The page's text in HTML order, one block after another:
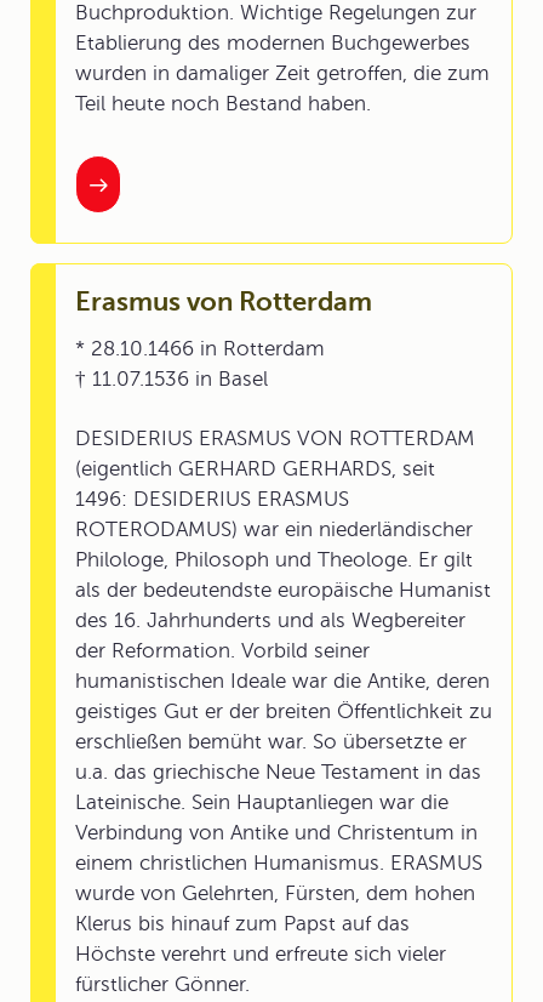
Buchproduktion. Wichtige Regelungen zur
Etablierung des modernen Buchgewerbes
wurden in damaliger Zeit getroffen, die zum
Teil heute noch Bestand haben.
Erasmus von Rotterdam
* 28.10.1466 in Rotterdam
† 11.07.1536 in Basel
DESIDERIUS ERASMUS VON ROTTERDAM
(eigentlich GERHARD GERHARDS, seit
1496: DESIDERIUS ERASMUS
ROTERODAMUS) war ein niederländischer
Philologe, Philosoph und Theologe. Er gilt
als der bedeutendste europäische Humanist
des 16. Jahrhunderts und als Wegbereiter
der Reformation. Vorbild seiner
humanistischen Ideale war die Antike, deren
geistiges Gut er der breiten Öffentlichkeit zu
erschließen bemüht war. So übersetzte er
u.a. das griechische Neue Testament in das
Lateinische. Sein Hauptanliegen war die
Verbindung von Antike und Christentum in
einem christlichen Humanismus. ERASMUS
wurde von Gelehrten, Fürsten, dem hohen
Klerus bis hinauf zum Papst auf das
Höchste verehrt und erfreute sich vieler
fürstlicher Gönner.